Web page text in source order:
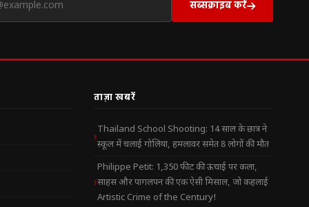
सब्सक्राइब करें
ताज़ा खबरें
Thailand School Shooting: 14 साल के छात्र ने
स्कूल में चलाई गोलियां, हमलावर समेत 8 लोगों की मौत
Philippe Petit: 1,350 फीट की ऊंचाई पर कला,
साहस और पागलपन की एक ऐसी मिसाल, जो कहलाई
Artistic Crime of the Century!